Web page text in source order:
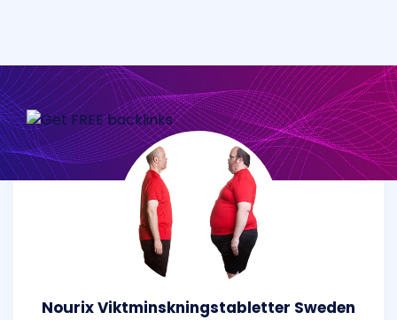
Nourix Viktminskningstabletter Sweden